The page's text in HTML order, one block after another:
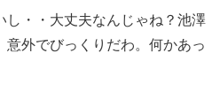
し・・大丈夫なんじゃね？池澤
外でびっくりだわ。何かあっ